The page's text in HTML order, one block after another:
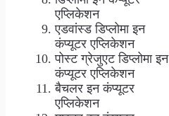
एप्लिकेशन
एडवांस्ड डिप्लोमा इन
कंप्यूटर एप्लिकेशन
पोस्ट ग्रेजुएट डिप्लोमा इन
कंप्यूटर एप्लिकेशन
बैचलर इन कंप्यूटर
एप्लिकेशन